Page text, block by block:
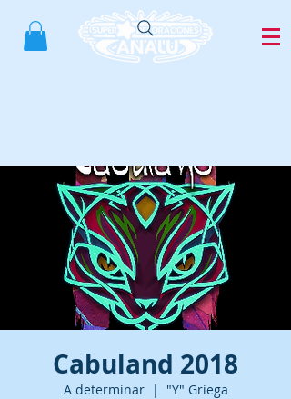
Cabuland 2018
A determinar
  |
"Y" Griega